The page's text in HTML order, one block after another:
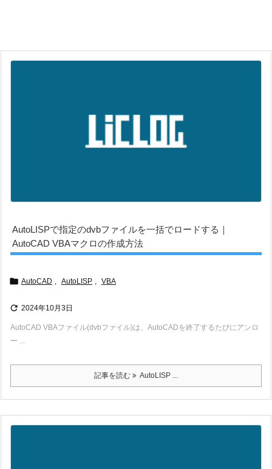
AutoLISPで指定のdvbファイルを一括でロードする｜
AutoCAD VBAマクロの作成方法
 AutoCAD , AutoLISP , VBA
 2024年10月3日
AutoCAD VBAファイル(dvbファイル)は、AutoCADを終了するたびにアンロ
ー ...
記事を読む AutoLISP ...